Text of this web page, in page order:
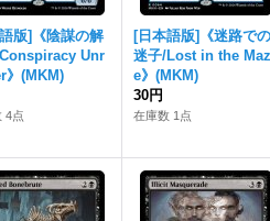
版]《陰謀の解
Unr
》(MKM)
4点
[日本語版]《迷路での
迷子/Lost in the Maz
e》(MKM)
30円
在庫数 1点